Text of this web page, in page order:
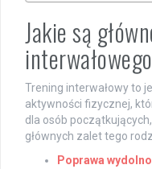
Jakie są
Trening interwałowy to
aktywności fizycznej,
dla osób
głównych zalet tego
Poprawa